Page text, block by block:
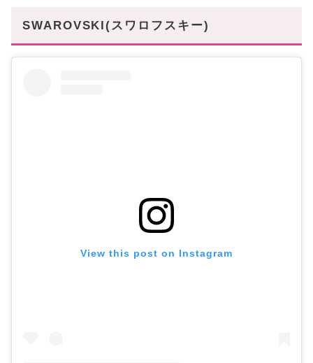
SWAROVSKI(スワロフスキー)
View this post on Instagram